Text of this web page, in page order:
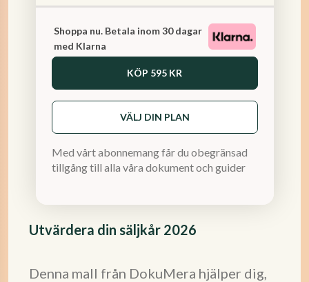
Utvärdera din säljkår 2026
Denna mall från DokuMera hjälper dig,
Shoppa nu. Betala inom 30 dagar
med Klarna
KÖP 595 KR
VÄLJ DIN PLAN
Med vårt abonnemang får du obegränsad
tillgång till alla våra dokument och guider